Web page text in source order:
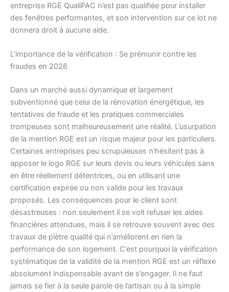
entreprise RGE QualiPAC n’est pas qualifiée pour installer
des fenêtres performantes, et son intervention sur ce lot ne
donnera droit à aucune aide.
L’importance de la vérification : Se prémunir contre les
fraudes en 2026
Dans un marché aussi dynamique et largement
subventionné que celui de la rénovation énergétique, les
tentatives de fraude et les pratiques commerciales
trompeuses sont malheureusement une réalité. L’usurpation
de la mention RGE est un risque majeur pour les particuliers.
Certaines entreprises peu scrupuleuses n’hésitent pas à
apposer le logo RGE sur leurs devis ou leurs véhicules sans
en être réellement détentrices, ou en utilisant une
certification expirée ou non valide pour les travaux
proposés. Les conséquences pour le client sont
désastreuses : non seulement il se voit refuser les aides
financières attendues, mais il se retrouve souvent avec des
travaux de piètre qualité qui n’améliorent en rien la
performance de son logement. C’est pourquoi la vérification
systématique de la validité de la mention RGE est un réflexe
absolument indispensable avant de s’engager. Il ne faut
jamais se fier à la seule parole de l’artisan ou à la simple